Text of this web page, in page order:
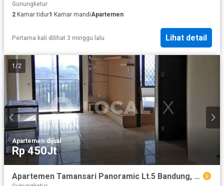
Gunungketur
2 Kamar tidur1 Kamar mandiApartemen
Pertama kali dilihat 3 minggu lalu Lihat detail
1 /2
Apartemen·dijual
Rp 450Jt
Apartemen Tamansari Panoramic Lt.5 Bandung, Jawa Barat